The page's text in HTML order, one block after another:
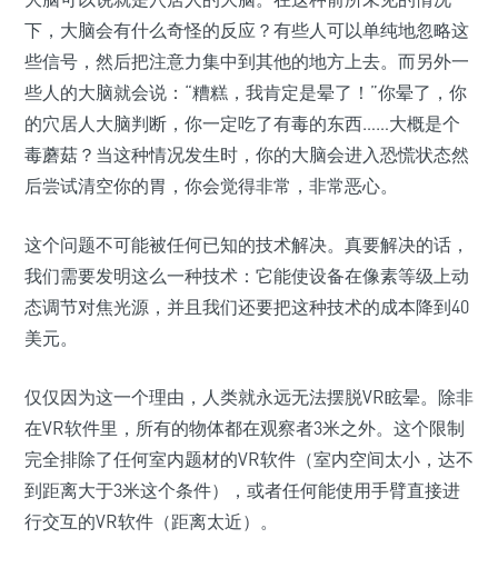
下，大脑会有什么奇怪的反应？有些人可以单纯地忽略这
些信号，然后把注意力集中到其他的地方上去。而另外一
些人的大脑就会说：“糟糕，我肯定是晕了！”你晕了，你
的穴居人大脑判断，你一定吃了有毒的东西……大概是个
毒蘑菇？当这种情况发生时，你的大脑会进入恐慌状态然
后尝试清空你的胃，你会觉得非常，非常恶心。
这个问题不可能被任何已知的技术解决。真要解决的话，
我们需要发明这么一种技术：它能使设备在像素等级上动
态调节对焦光源，并且我们还要把这种技术的成本降到40
美元。
仅仅因为这一个理由，人类就永远无法摆脱VR眩晕。除非
在VR软件里，所有的物体都在观察者3米之外。这个限制
完全排除了任何室内题材的VR软件（室内空间太小，达不
到距离大于3米这个条件），或者任何能使用手臂直接进
行交互的VR软件（距离太近）。